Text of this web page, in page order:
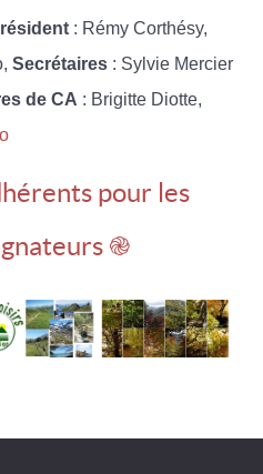
: Rémy Corthésy,
Secrétaires : Sylvie Mercier
de CA : Brigitte Diotte,
pour les
֎